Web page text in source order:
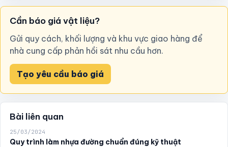
Cần báo giá vật liệu?
Gửi quy cách, khối lượng và khu vực giao hàng để
nhà cung cấp phản hồi sát nhu cầu hơn.
Tạo yêu cầu báo giá
Bài liên quan
25/03/2024
Quy trình làm nhựa đường chuẩn đúng kỹ thuật